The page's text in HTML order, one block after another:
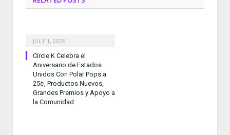
JULY 1, 2026
Circle K Celebra el
Aniversario de Estados
Unidos Con Polar Pops a
25¢, Productos Nuevos,
Grandes Premios y Apoyo a
la Comunidad